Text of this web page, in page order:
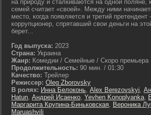
на природу и сталкиваются на одной поляне,
семей считает «своей». Между ними
место, когда появляется и третий претендент
коррупционер, спрятавший свои деньги на
берет...
Год выпуска: 2023
Страна: Украина
Жанр: Комедии / Семейные / Скоро премьера
Продолжительность: 90 мин. / 01:30
Качество: Трейлер
Режиссер: Oleg Zborovsky
В ролях: Инна Белоконь, Alex Berezovskyi,
Hatun, Андрей Исаенко, Yevhen Konoplyanka,
Маргарита Крупина-Биньковская, Вероника
Maruashvili